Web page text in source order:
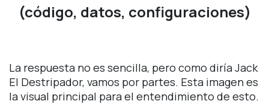
(código, datos, configuraciones)
La respuesta no es sencilla, pero como diría Jack
El Destripador, vamos por partes. Esta imagen es
la visual principal para el entendimiento de esto.